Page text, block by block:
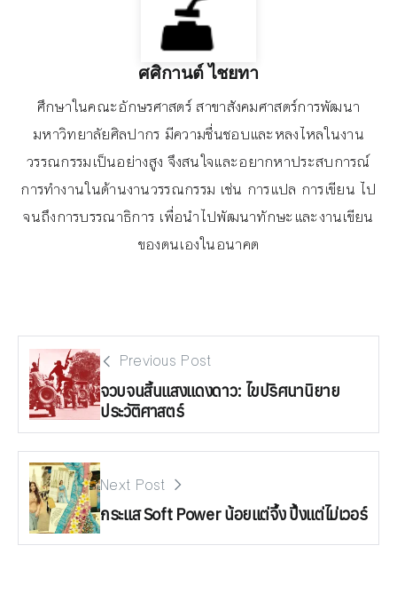
ศศิกานต์ ไชยทา
ศึกษาในคณะอักษรศาสตร์ สาขาสังคมศาสตร์การพัฒนา
มหาวิทยาลัยศิลปากร มีความชื่นชอบและหลงไหลในงาน
วรรณกรรมเป็นอย่างสูง จึงสนใจและอยากหาประสบการณ์
การทำงานในด้านงานวรรณกรรม เช่น การแปล การเขียน ไป
จนถึงการบรรณาธิการ เพื่อนำไปพัฒนาทักษะและงานเขียน
ของตนเองในอนาคต
Previous Post
จวบจนสิ้นแสงแดงดาว: ไขปริศนานิยาย
ประวัติศาสตร์
Next Post
กระแส Soft Power น้อยแต่จึ้ง ปึ้งแต่ไม่เวอร์